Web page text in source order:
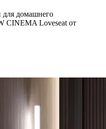
для домашнего
CINEMA Loveseat от